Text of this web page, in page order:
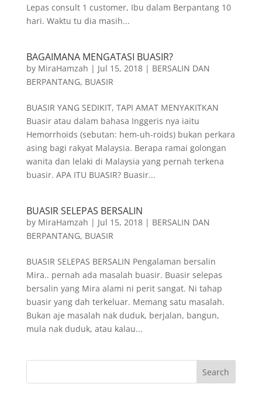
Lepas consult 1 customer, Ibu dalam Berpantang 10
hari. Waktu tu dia masih...
BAGAIMANA MENGATASI BUASIR?
by MiraHamzah | Jul 15, 2018| BERSALIN DAN
BERPANTANG, BUASIR
BUASIR YANG SEDIKIT, TAPI AMAT MENYAKITKAN
Buasir atau dalam bahasa Inggeris nya iaitu
Hemorrhoids (sebutan: hem-uh-roids) bukan perkara
asing bagi rakyat Malaysia. Berapa ramai golongan
wanita dan lelaki di Malaysia yang pernah terkena
buasir. APA ITU BUASIR? Buasir...
BUASIR SELEPAS BERSALIN
by MiraHamzah | Jul 15, 2018| BERSALIN DAN
BERPANTANG, BUASIR
BUASIR SELEPAS BERSALIN Pengalaman bersalin
Mira.. pernah ada masalah buasir. Buasir selepas
bersalin yang Mira alami ni perit sangat. Ni tahap
buasir yang dah terkeluar. Memang satu masalah.
Bukan aje masalah nak duduk, berjalan, bangun,
mula nak duduk, atau kalau...